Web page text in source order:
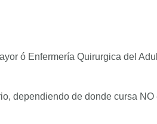
ó Enfermería Quirurgica del
dependiendo de donde cursa NO